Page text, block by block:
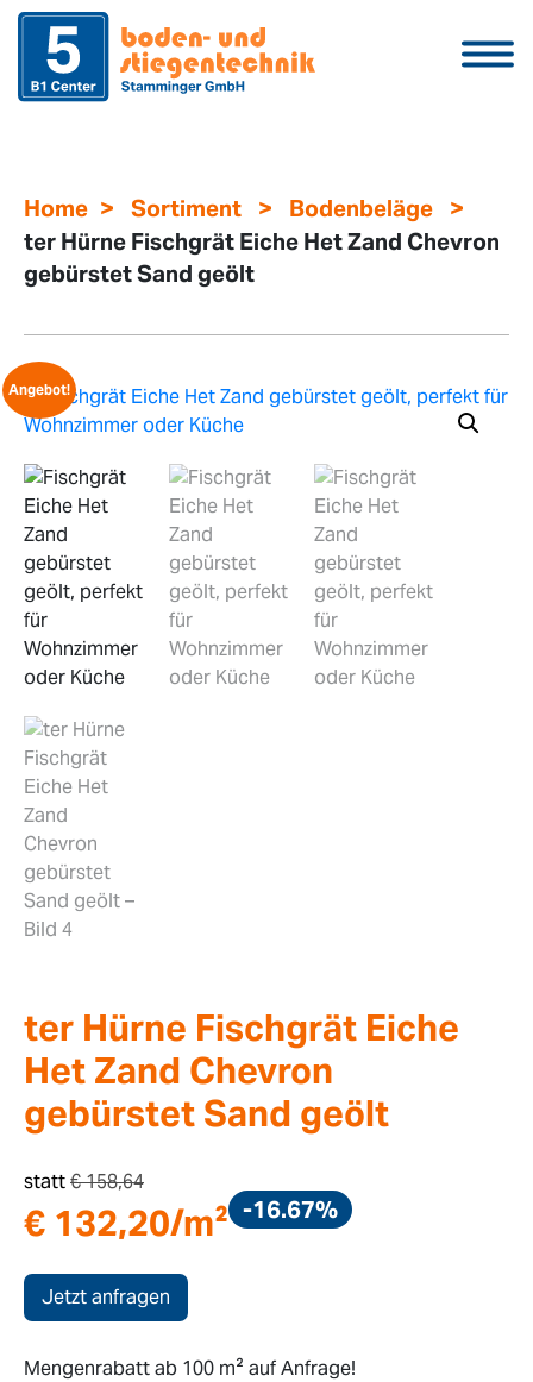
Home > Sortiment > Bodenbeläge >
ter Hürne Fischgrät Eiche Het Zand Chevron
gebürstet Sand geölt
Angebot!
ter Hürne Fischgrät Eiche
Het Zand Chevron
gebürstet Sand geölt
statt€158,64
€ 132,20/m² -16.67%
Jetzt anfragen
Mengenrabatt ab 100 m² auf Anfrage!